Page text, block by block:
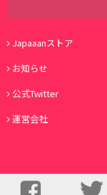
Japaaanストア
お知らせ
公式Twitter
運営会社
© Copyright 2016,